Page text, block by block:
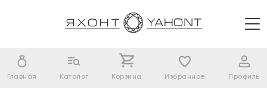
Главная Каталог Корзина Избранное Профиль